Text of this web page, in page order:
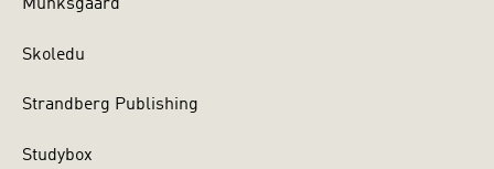
Munksgaard
Skoledu
Strandberg Publishing
Studybox